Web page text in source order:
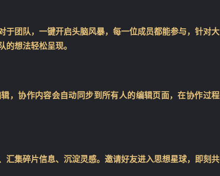
团队，一键开启头脑风暴，每一位成员都能参与，针对大
想法轻松呈现。
，协作内容会自动同步到所有人的编辑页面，在协作过程
集碎片信息、沉淀灵感。邀请好友进入思想星球，即刻共